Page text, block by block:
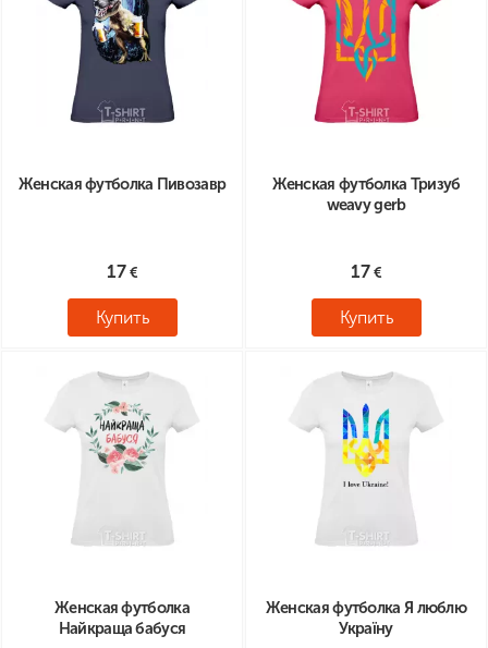
Женская футболка Пивозавр
17
Купить
Женская футболка Тризуб
weavy gerb
17
Купить
Женская футболка
Найкраща бабуся
Женская футболка Я люблю
Україну